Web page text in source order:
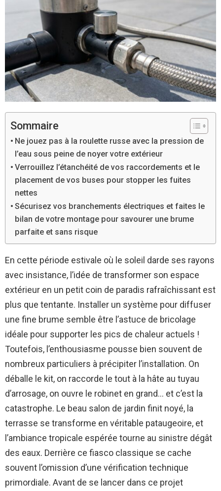
Sommaire
Ne jouez pas à la roulette russe avec la pression de
l’eau sous peine de noyer votre extérieur
Verrouillez l’étanchéité de vos raccordements et le
placement de vos buses pour stopper les fuites
nettes
Sécurisez vos branchements électriques et faites le
bilan de votre montage pour savourer une brume
parfaite et sans risque
En cette période estivale où le soleil darde ses rayons
avec insistance, l’idée de transformer son espace
extérieur en un petit coin de paradis rafraîchissant est
plus que tentante. Installer un système pour diffuser
une fine brume semble être l’astuce de bricolage
idéale pour supporter les pics de chaleur actuels !
Toutefois, l’enthousiasme pousse bien souvent de
nombreux particuliers à précipiter l’installation. On
déballe le kit, on raccorde le tout à la hâte au tuyau
d’arrosage, on ouvre le robinet en grand… et c’est la
catastrophe. Le beau salon de jardin finit noyé, la
terrasse se transforme en véritable pataugeoire, et
l’ambiance tropicale espérée tourne au sinistre dégât
des eaux. Derrière ce fiasco classique se cache
souvent l’omission d’une vérification technique
primordiale. Avant de se lancer dans ce projet